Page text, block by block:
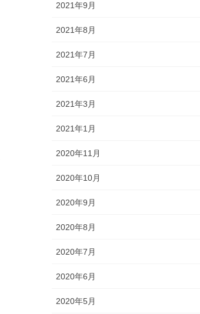
2021年9月
2021年8月
2021年7月
2021年6月
2021年3月
2021年1月
2020年11月
2020年10月
2020年9月
2020年8月
2020年7月
2020年6月
2020年5月